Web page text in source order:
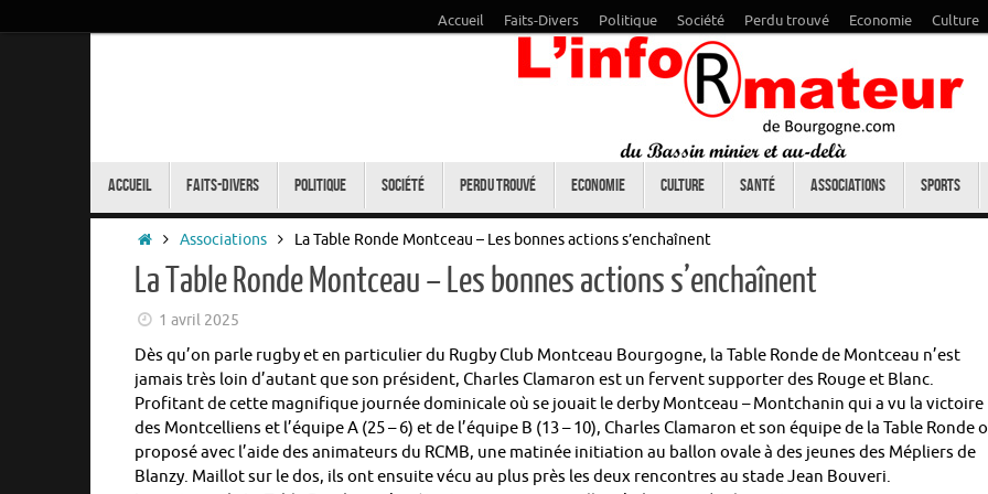
Accueil Faits-Divers Politique Société Perdu trouvé Economie Culture
Accueil Faits-Divers Politique Société Perdu trouvé Economie Culture Santé Associations Sports
Accueil
Associations La Table Ronde Montceau – Les bonnes actions s’enchaînent
La Table Ronde Montceau – Les bonnes actions s’enchaînent
1 avril 2025
Dès qu’on parle rugby et en particulier du Rugby Club Montceau Bourgogne, la Table Ronde de Montceau n’est
jamais très loin d’autant que son président, Charles Clamaron est un fervent supporter des Rouge et Blanc.
Profitant de cette magnifique journée dominicale où se jouait le derby Montceau – Montchanin qui a vu la victoire
des Montcelliens et l’équipe A (25 – 6) et de l’équipe B (13 – 10), Charles Clamaron et son équipe de la Table Ronde
proposé avec l’aide des animateurs du RCMB, une matinée initiation au ballon ovale à des jeunes des Mépliers de
Blanzy. Maillot sur le dos, ils ont ensuite vécu au plus près les deux rencontres au stade Jean Bouveri.